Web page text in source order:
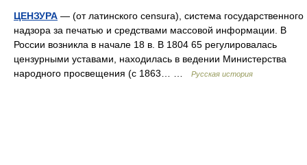
ЦЕНЗУРА — (от латинского censura), система государственного
надзора за печатью и средствами массовой информации. В
России возникла в начале 18 в. В 1804 65 регулировалась
цензурными уставами, находилась в ведении Министерства
народного просвещения (с 1863… …
Русская история